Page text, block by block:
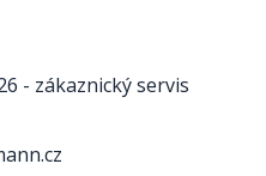
- zákaznický servis